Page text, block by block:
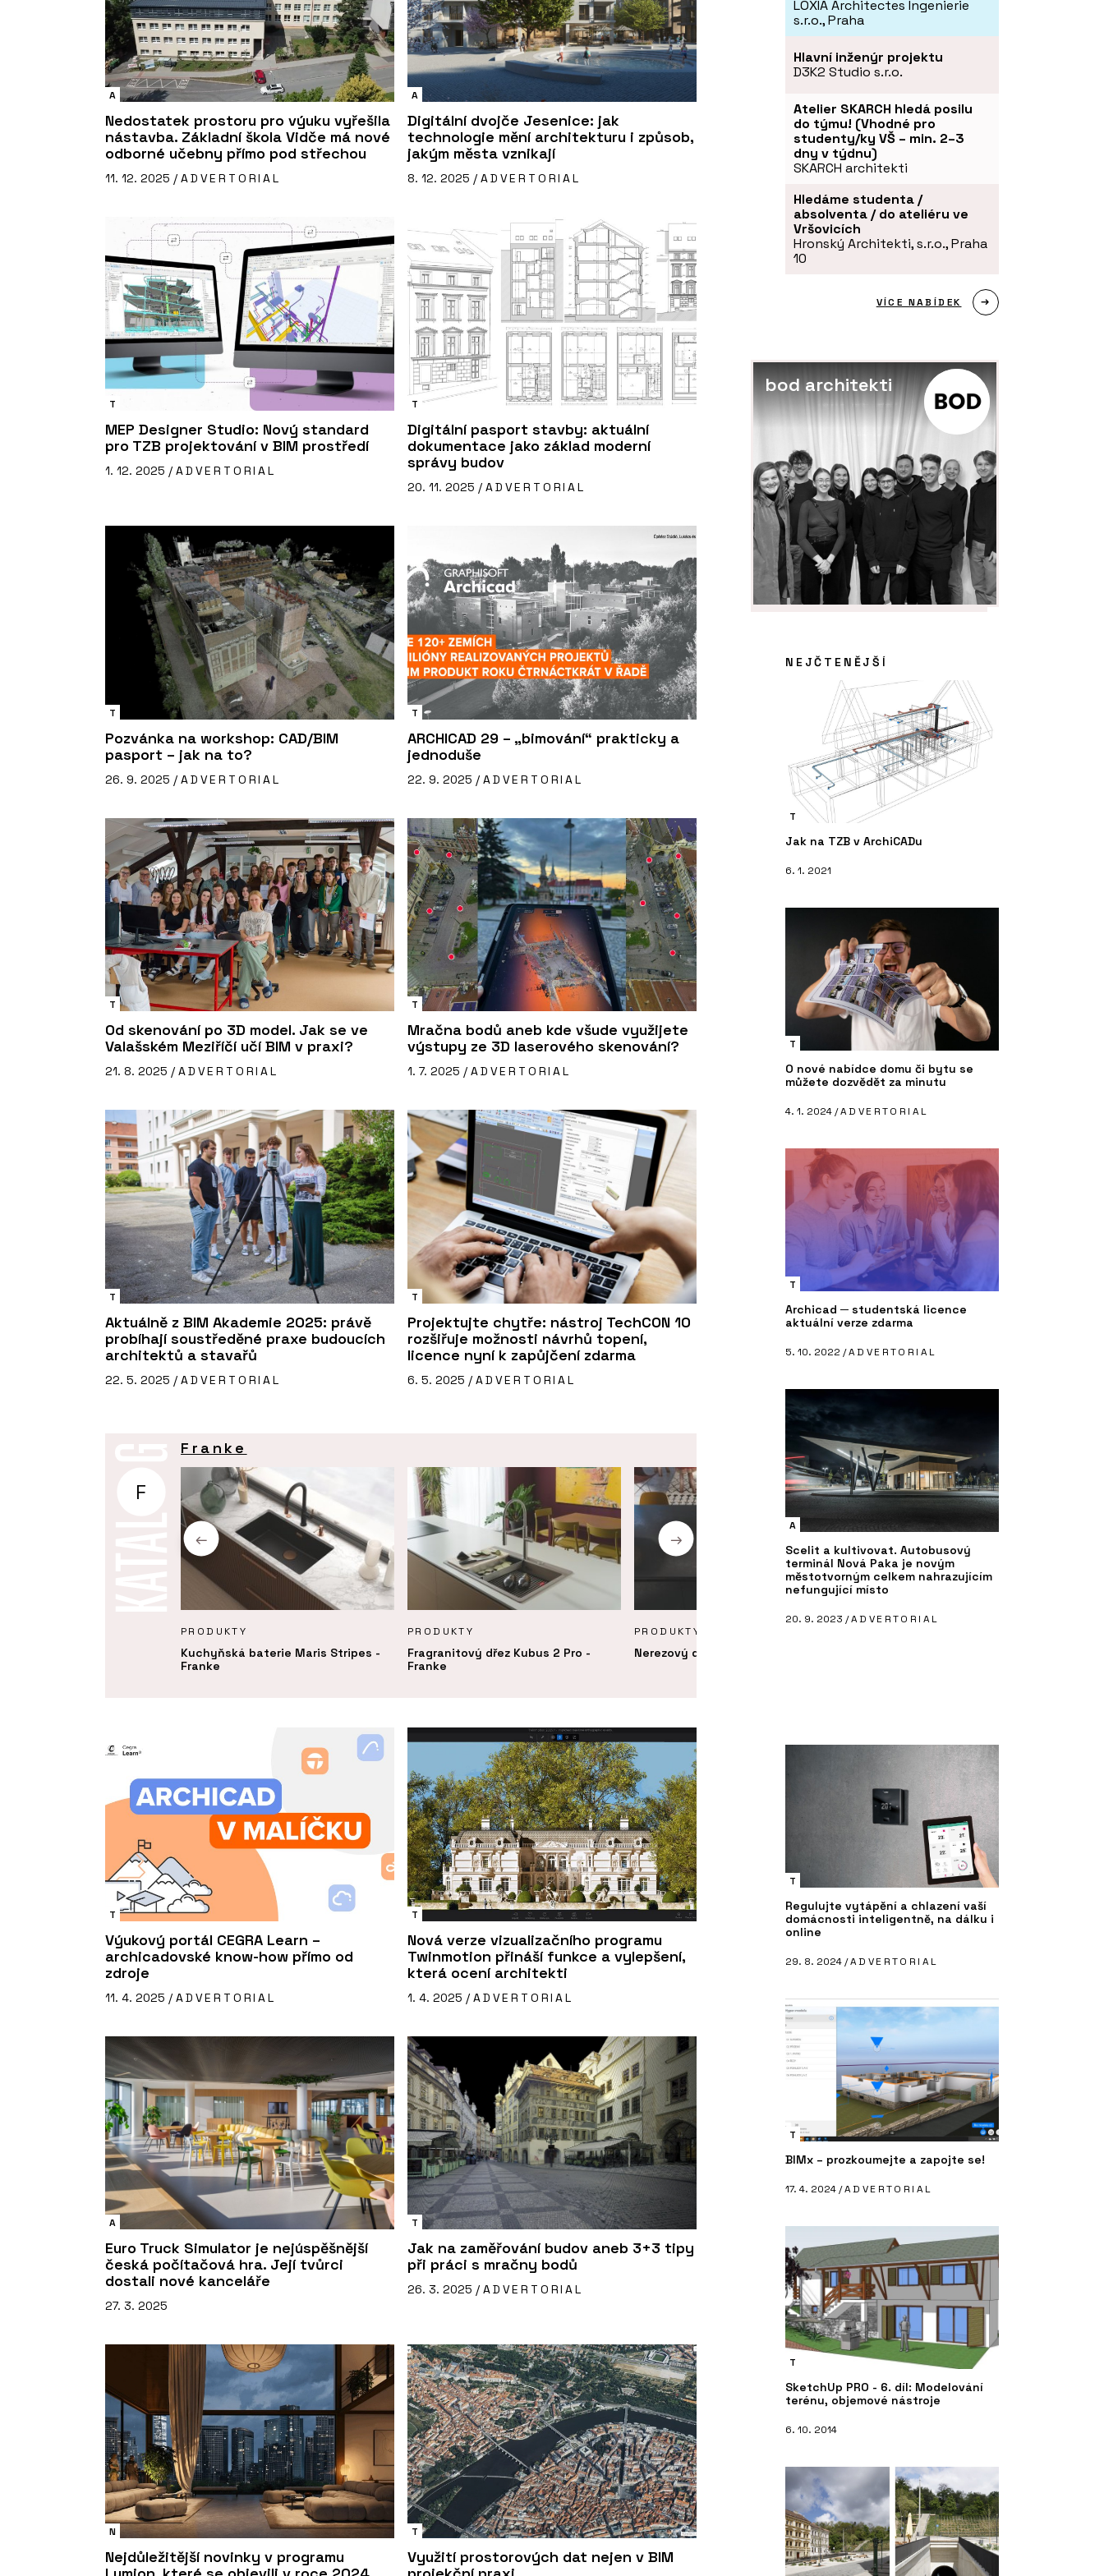
A
Nedostatek prostoru pro výuku vyřešila
nástavba. Základní škola Vidče má nové
odborné učebny přímo pod střechou
11. 12. 2025 / ADVERTORIAL
A
Digitální dvojče Jesenice: jak
technologie mění architekturu i způsob,
jakým města vznikají
8. 12. 2025 / ADVERTORIAL
T
MEP Designer Studio: Nový standard
pro TZB projektování v BIM prostředí
1. 12. 2025 / ADVERTORIAL
T
Digitální pasport stavby: aktuální
dokumentace jako základ moderní
správy budov
20. 11. 2025 / ADVERTORIAL
T
Pozvánka na workshop: CAD/BIM
pasport – jak na to?
26. 9. 2025 / ADVERTORIAL
T
ARCHICAD 29 – „bimování“ prakticky a
jednoduše
22. 9. 2025 / ADVERTORIAL
T
Od skenování po 3D model. Jak se ve
Valašském Meziříčí učí BIM v praxi?
21. 8. 2025 / ADVERTORIAL
T
Mračna bodů aneb kde všude využijete
výstupy ze 3D laserového skenování?
1. 7. 2025 / ADVERTORIAL
T
Aktuálně z BIM Akademie 2025: právě
probíhají soustředěné praxe budoucích
architektů a stavařů
22. 5. 2025 / ADVERTORIAL
T
Projektujte chytře: nástroj TechCON 10
rozšiřuje možnosti návrhů topení,
licence nyní k zapůjčení zdarma
6. 5. 2025 / ADVERTORIAL
F
Franke
PRODUKTY
Kuchyňská baterie Maris Stripes -
Franke
PRODUKTY
Fragranitový dřez Kubus 2 Pro -
Franke
PRODUKTY
Nerezový dřez Box Pro - Franke
T
Výukový portál CEGRA Learn –
archicadovské know-how přímo od
zdroje
11. 4. 2025 / ADVERTORIAL
T
Nová verze vizualizačního programu
Twinmotion přináší funkce a vylepšení,
která ocení architekti
1. 4. 2025 / ADVERTORIAL
A
Euro Truck Simulator je nejúspěšnější
česká počítačová hra. Její tvůrci
dostali nové kanceláře
27. 3. 2025
T
Jak na zaměřování budov aneb 3+3 tipy
při práci s mračny bodů
26. 3. 2025 / ADVERTORIAL
N
Nejdůležitější novinky v programu
T
Využití prostorových dat nejen v BIM
LOXIA Architectes Ingenierie
s.r.o., Praha
Hlavní inženýr projektu
D3K2 Studio s.r.o.
Atelier SKARCH hledá posilu
do týmu! (Vhodné pro
studenty/ky VŠ – min. 2–3
dny v týdnu)
SKARCH architekti
Hledáme studenta /
absolventa / do ateliéru ve
Vršovicích
Hronský Architekti, s.r.o., Praha
10
VÍCE NABÍDEK
bod architekti
NEJČTENĚJŠÍ
T
Jak na TZB v ArchiCADu
6. 1. 2021
T
O nové nabídce domu či bytu se
můžete dozvědět za minutu
4. 1. 2024 /ADVERTORIAL
T
Archicad ─ studentská licence
aktuální verze zdarma
5. 10. 2022 /ADVERTORIAL
A
Scelit a kultivovat. Autobusový
terminál Nová Paka je novým
městotvorným celkem nahrazujícím
nefungující místo
20. 9. 2023 /ADVERTORIAL
T
Regulujte vytápění a chlazení vaší
domácnosti inteligentně, na dálku i
online
29. 8. 2024 /ADVERTORIAL
T
BIMx – prozkoumejte a zapojte se!
17. 4. 2024 /ADVERTORIAL
T
SketchUp PRO - 6. díl: Modelování
terénu, objemové nástroje
6. 10. 2014